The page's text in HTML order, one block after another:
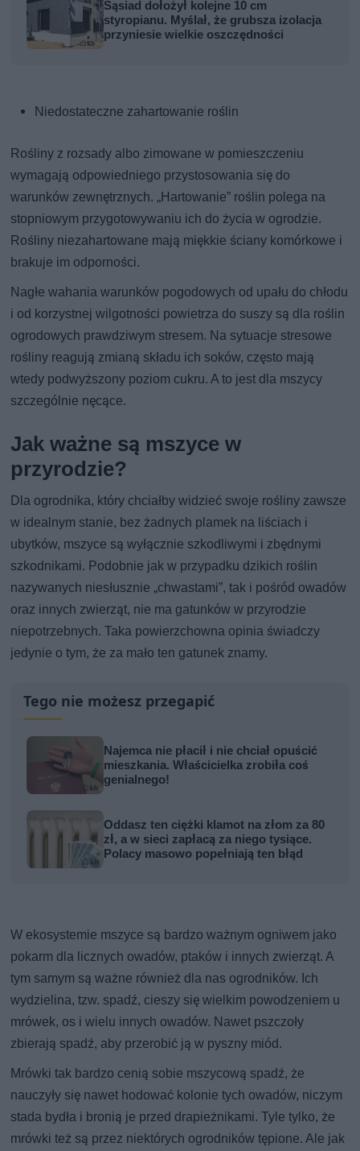
Sąsiad dołożył kolejne 10 cm
styropianu. Myślał, że grubsza izolacja
przyniesie wielkie oszczędności
Niedostateczne zahartowanie roślin
Rośliny z rozsady albo zimowane w pomieszczeniu
wymagają odpowiedniego przystosowania się do
warunków zewnętrznych. „Hartowanie” roślin polega na
stopniowym przygotowywaniu ich do życia w ogrodzie.
Rośliny niezahartowane mają miękkie ściany komórkowe i
brakuje im odporności.
Nagłe wahania warunków pogodowych od upału do chłodu
i od korzystnej wilgotności powietrza do suszy są dla roślin
ogrodowych prawdziwym stresem. Na sytuacje stresowe
rośliny reagują zmianą składu ich soków, często mają
wtedy podwyższony poziom cukru. A to jest dla mszycy
szczególnie nęcące.
Jak ważne są mszyce w
przyrodzie?
Dla ogrodnika, który chciałby widzieć swoje rośliny zawsze
w idealnym stanie, bez żadnych plamek na liściach i
ubytków, mszyce są wyłącznie szkodliwymi i zbędnymi
szkodnikami. Podobnie jak w przypadku dzikich roślin
nazywanych niesłusznie „chwastami”, tak i pośród owadów
oraz innych zwierząt, nie ma gatunków w przyrodzie
niepotrzebnych. Taka powierzchowna opinia świadczy
jedynie o tym, że za mało ten gatunek znamy.
Tego nie możesz przegapić
Najemca nie płacił i nie chciał opuścić
mieszkania. Właścicielka zrobiła coś
genialnego!
Oddasz ten ciężki klamot na złom za 80
zł, a w sieci zapłacą za niego tysiące.
Polacy masowo popełniają ten błąd
W ekosystemie mszyce są bardzo ważnym ogniwem jako
pokarm dla licznych owadów, ptaków i innych zwierząt. A
tym samym są ważne również dla nas ogrodników. Ich
wydzielina, tzw. spadź, cieszy się wielkim powodzeniem u
mrówek, os i wielu innych owadów. Nawet pszczoły
zbierają spadź, aby przerobić ją w pyszny miód.
Mrówki tak bardzo cenią sobie mszycową spadź, że
nauczyły się nawet hodować kolonie tych owadów, niczym
stada bydła i bronią je przed drapieżnikami. Tyle tylko, że
mrówki też są przez niektórych ogrodników tępione. Ale jak